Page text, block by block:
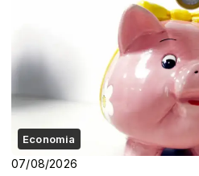
Economia
07/08/2026